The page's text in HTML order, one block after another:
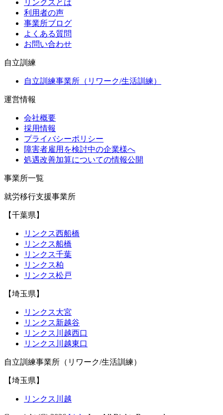
リンクスとは
利用者の声
事業所ブログ
よくある質問
お問い合わせ
自立訓練
自立訓練事業所（リワーク/生活訓練）
運営情報
会社概要
採用情報
プライバシーポリシー
障害者雇用を検討中の企業様へ
処遇改善加算についての情報公開
事業所一覧
就労移行支援事業所
【千葉県】
リンクス西船橋
リンクス船橋
リンクス千葉
リンクス柏
リンクス松戸
【埼玉県】
リンクス大宮
リンクス新越谷
リンクス川越西口
リンクス川越東口
自立訓練事業所（リワーク/生活訓練）
【埼玉県】
リンクス川越